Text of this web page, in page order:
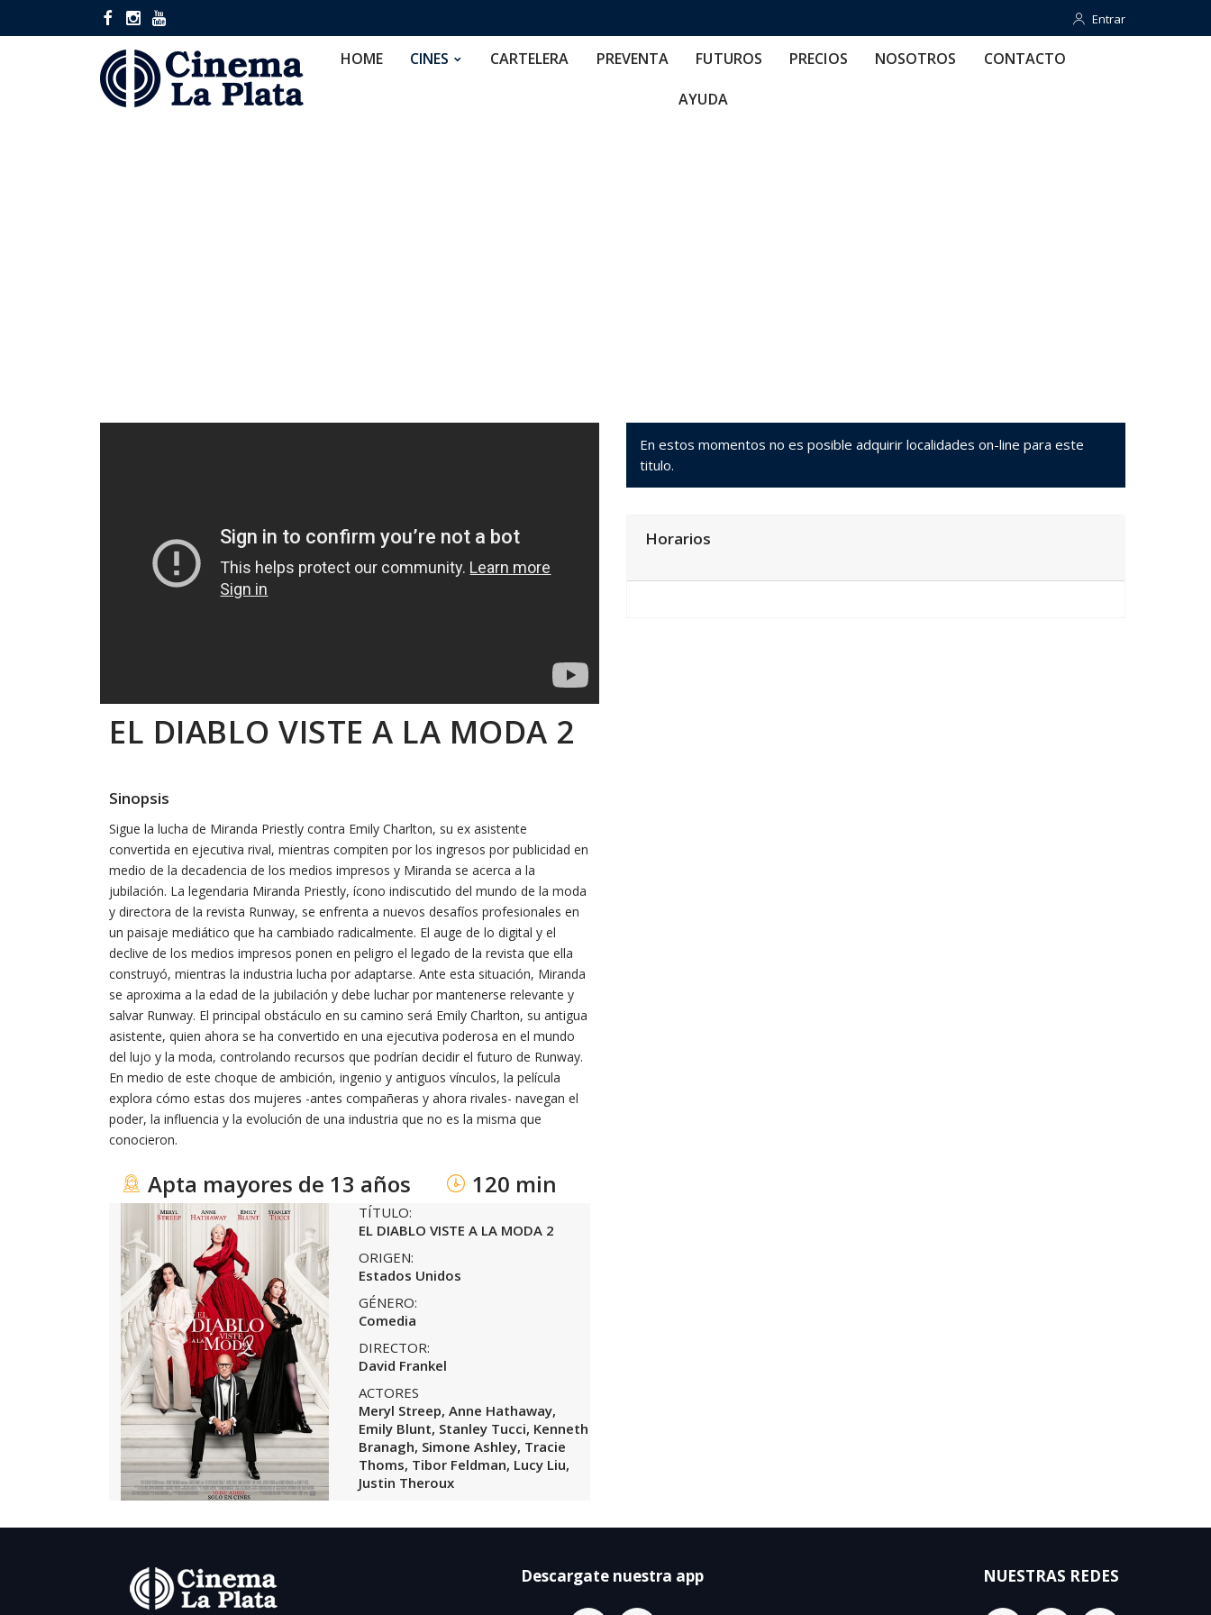
Entrar
Entrar
HOME CINES CARTELERA PREVENTA FUTUROS PRECIOS NOSOTROS CONTACTO
AYUDA
EL DIABLO VISTE A LA MODA 2
Sinopsis
Sigue la lucha de Miranda Priestly contra Emily Charlton, su ex asistente
convertida en ejecutiva rival, mientras compiten por los ingresos por publicidad en
medio de la decadencia de los medios impresos y Miranda se acerca a la
jubilación. La legendaria Miranda Priestly, ícono indiscutido del mundo de la moda
y directora de la revista Runway, se enfrenta a nuevos desafíos profesionales en
un paisaje mediático que ha cambiado radicalmente. El auge de lo digital y el
declive de los medios impresos ponen en peligro el legado de la revista que ella
construyó, mientras la industria lucha por adaptarse. Ante esta situación, Miranda
se aproxima a la edad de la jubilación y debe luchar por mantenerse relevante y
salvar Runway. El principal obstáculo en su camino será Emily Charlton, su antigua
asistente, quien ahora se ha convertido en una ejecutiva poderosa en el mundo
del lujo y la moda, controlando recursos que podrían decidir el futuro de Runway.
En medio de este choque de ambición, ingenio y antiguos vínculos, la película
explora cómo estas dos mujeres -antes compañeras y ahora rivales- navegan el
poder, la influencia y la evolución de una industria que no es la misma que
conocieron.
Apta mayores de 13 años 120 min
TÍTULO:
EL DIABLO VISTE A LA MODA 2
ORIGEN:
Estados Unidos
GÉNERO:
Comedia
DIRECTOR:
David Frankel
ACTORES
Meryl Streep, Anne Hathaway,
Emily Blunt, Stanley Tucci, Kenneth
Branagh, Simone Ashley, Tracie
Thoms, Tibor Feldman, Lucy Liu,
Justin Theroux
En estos momentos no es posible adquirir localidades on-line para este
titulo.
Horarios
Descargate nuestra app NUESTRAS REDES